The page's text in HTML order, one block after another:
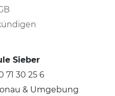
Sieber
71 30 25 6
& Umgebung